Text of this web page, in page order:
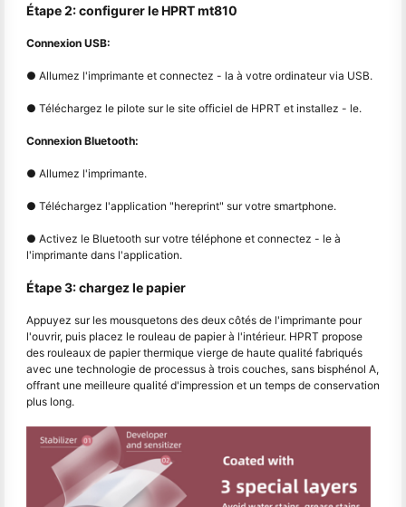
Étape 2: configurer le HPRT mt810
Connexion USB:
● Allumez l'imprimante et connectez - la à votre ordinateur via USB.
● Téléchargez le pilote sur le site officiel de HPRT et installez - le.
Connexion Bluetooth:
● Allumez l'imprimante.
● Téléchargez l'application "hereprint" sur votre smartphone.
● Activez le Bluetooth sur votre téléphone et connectez - le à
l'imprimante dans l'application.
Étape 3: chargez le papier
Appuyez sur les mousquetons des deux côtés de l'imprimante pour
l'ouvrir, puis placez le rouleau de papier à l'intérieur. HPRT propose
des rouleaux de papier thermique vierge de haute qualité fabriqués
avec une technologie de processus à trois couches, sans bisphénol A,
offrant une meilleure qualité d'impression et un temps de conservation
plus long.